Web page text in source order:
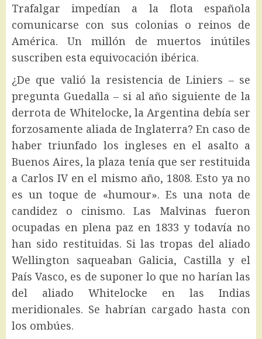
Trafalgar impedían a la flota española
comunicarse con sus colonias o reinos de
América. Un millón de muertos inútiles
suscriben esta equivocación ibérica.
¿De que valió la resistencia de Liniers – se
pregunta Guedalla – si al año siguiente de la
derrota de Whitelocke, la Argentina debía ser
forzosamente aliada de Inglaterra? En caso de
haber triunfado los ingleses en el asalto a
Buenos Aires, la plaza tenía que ser restituida
a Carlos IV en el mismo año, 1808. Esto ya no
es un toque de «humour». Es una nota de
candidez o cinismo. Las Malvinas fueron
ocupadas en plena paz en 1833 y todavía no
han sido restituidas. Si las tropas del aliado
Wellington saqueaban Galicia, Castilla y el
País Vasco, es de suponer lo que no harían las
del aliado Whitelocke en las Indias
meridionales. Se habrían cargado hasta con
los ombúes.